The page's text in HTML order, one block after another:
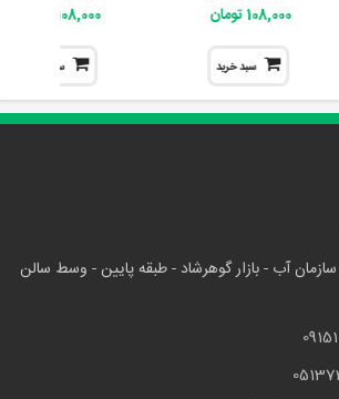
108,000 تومان
سبد خرید
108,000 تومان
سبد خرید
آب - بازار گوهرشاد - طبقه پایین - وسط سالن